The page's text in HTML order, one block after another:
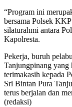
“Program ini
bersama Polsek
silaturahmi antara
Kapolresta.
Pekerja, buruh
Tanjungpinang yang
terimakasih kepada
Sri Bintan Pura
terus berjalan dan
(redaksi)